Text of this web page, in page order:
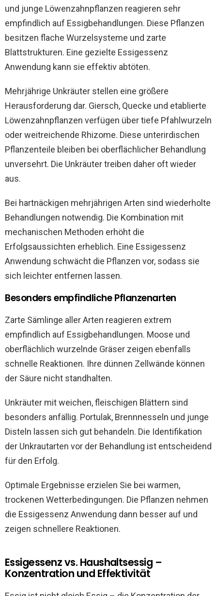
und junge Löwenzahnpflanzen reagieren sehr
empfindlich auf Essigbehandlungen. Diese Pflanzen
besitzen flache Wurzelsysteme und zarte
Blattstrukturen. Eine gezielte Essigessenz
Anwendung kann sie effektiv abtöten.
Mehrjährige Unkräuter stellen eine größere
Herausforderung dar. Giersch, Quecke und etablierte
Löwenzahnpflanzen verfügen über tiefe Pfahlwurzeln
oder weitreichende Rhizome. Diese unterirdischen
Pflanzenteile bleiben bei oberflächlicher Behandlung
unversehrt. Die Unkräuter treiben daher oft wieder
aus.
Bei hartnäckigen mehrjährigen Arten sind wiederholte
Behandlungen notwendig. Die Kombination mit
mechanischen Methoden erhöht die
Erfolgsaussichten erheblich. Eine Essigessenz
Anwendung schwächt die Pflanzen vor, sodass sie
sich leichter entfernen lassen.
Besonders empfindliche Pflanzenarten
Zarte Sämlinge aller Arten reagieren extrem
empfindlich auf Essigbehandlungen. Moose und
oberflächlich wurzelnde Gräser zeigen ebenfalls
schnelle Reaktionen. Ihre dünnen Zellwände können
der Säure nicht standhalten.
Unkräuter mit weichen, fleischigen Blättern sind
besonders anfällig. Portulak, Brennnesseln und junge
Disteln lassen sich gut behandeln. Die Identifikation
der Unkrautarten vor der Behandlung ist entscheidend
für den Erfolg.
Optimale Ergebnisse erzielen Sie bei warmen,
trockenen Wetterbedingungen. Die Pflanzen nehmen
die Essigessenz Anwendung dann besser auf und
zeigen schnellere Reaktionen.
Essigessenz vs. Haushaltsessig –
Konzentration und Effektivität